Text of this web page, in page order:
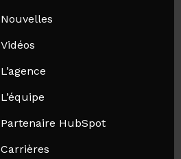
Nouvelles
Vidéos
L’agence
L’équipe
Partenaire HubSpot
Carrières